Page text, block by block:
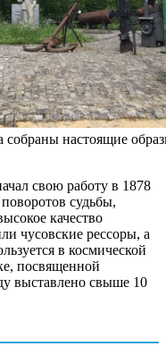
собраны настоящие
свою работу в 1878
судьбы,
качество
чусовские рессоры, а
в космической
посвященной
выставлено свыше 10